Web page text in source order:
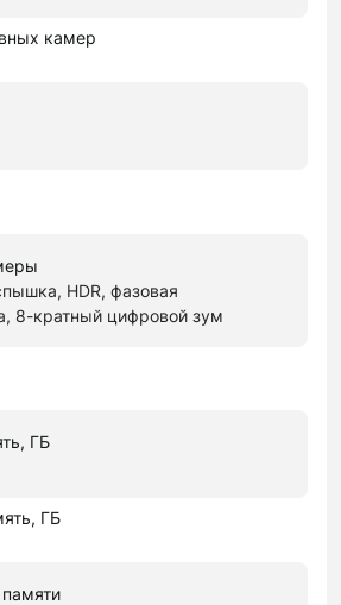
камер
HDR, фазовая
8-кратный цифровой зум
ГБ
ГБ